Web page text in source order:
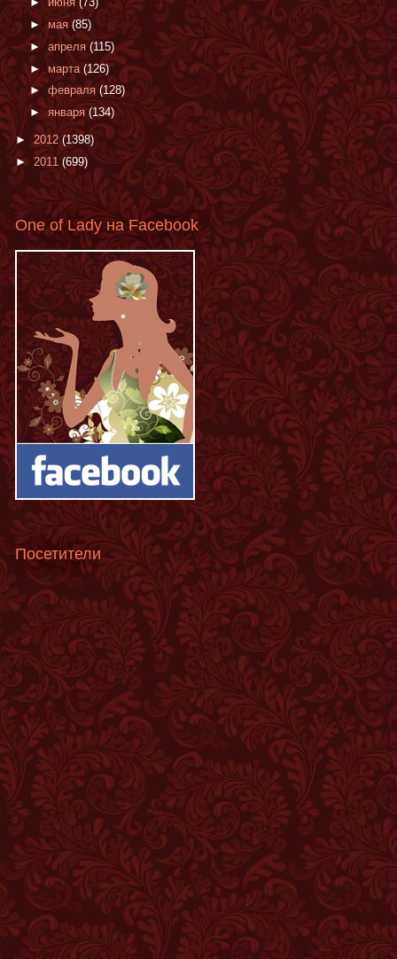
►мая(85)
► апреля (115)
► марта (126)
► февраля (128)
► января(134)
►2012(1398)
► 2011 (699)
One of Lady на Facebook
Посетители